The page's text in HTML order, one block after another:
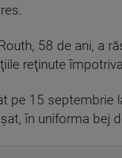
58 de ani, a
reţinute
pe 15 septembrie
în uniforma bej